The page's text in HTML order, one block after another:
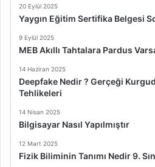
20 Eylül 2025
Yaygın Eğitim Sertifika Belgesi
9 Eylül 2025
MEB Akıllı Tahtalara Pardus
14 Haziran 2025
Deepfake Nedir ? Gerçeği
Tehlikeleri
14 Nisan 2025
Bilgisayar Nasıl Yapılmıştır
12 Mart 2025
Fizik Biliminin Tanımı Nedir 9.